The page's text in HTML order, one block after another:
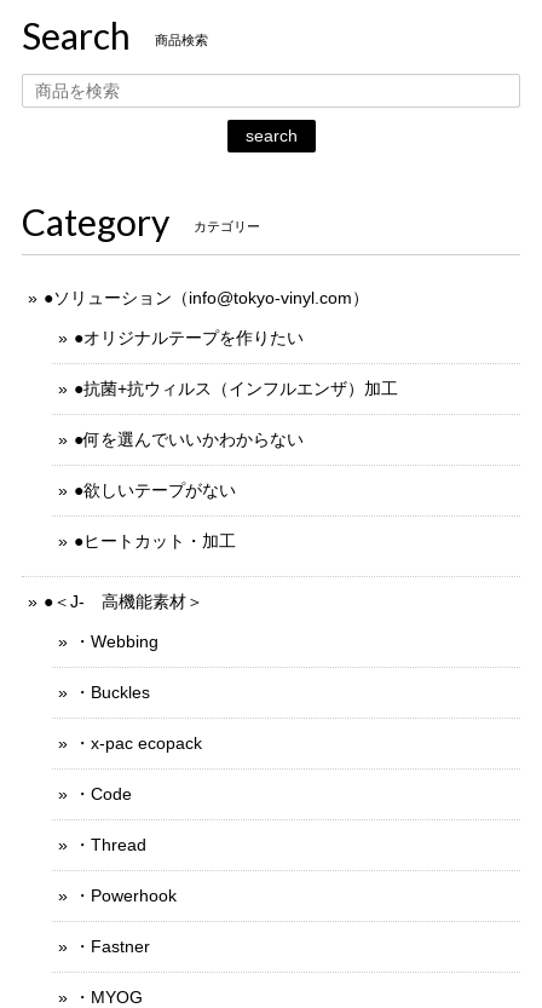
Search 商品検索
search
Category カテゴリー
●ソリューション（info@tokyo-vinyl.com）
●オリジナルテープを作りたい
●抗菌+抗ウィルス（インフルエンザ）加工
●何を選んでいいかわからない
●欲しいテープがない
●ヒートカット・加工
●＜J- 高機能素材＞
・Webbing
・Buckles
・x-pac ecopack
・Code
・Thread
・Powerhook
・Fastner
・MYOG